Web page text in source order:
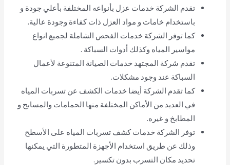
تقدم الشركة خدمات عزل بأنواعه المختلفة بأعلي جودة و
باستخدام خامات و مواد العزل ذات كفاءة وجودة عالية.
كما توفر الشركة خدمات الفحص الشاملة لجميع انواع
مواسير المياه وكذلك أدوات السباكة .
تقدم شركة المجتهد خدمات الصيانة المتنوعة لأعمال
السباكة عند وجود مشكلات.
كما تقدم الشركة أيضا خدمات الكشف عن تسربات المياه
في العديد من الأماكن المختلفة منها الحمامات والمسابح و
المطابخ و غيره.
توفر الشركة خدمات كشف تسربات المياه على الأسطح
وذلك عن طريق استخدام الأجهزة المتطورة التي يمكنها
تحديد مكان التسرب بدون تكسير.